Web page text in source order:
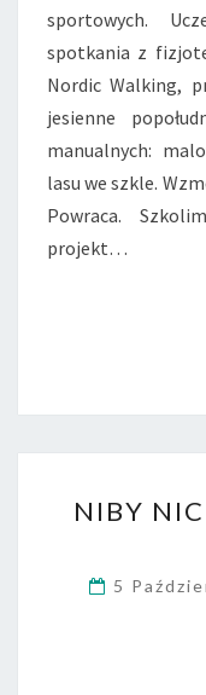
sportowych.
spotkania z
Nordic Walking,
jesienne
manualnych:
lasu we szkle.
Powraca.
projekt…
NIBY
5